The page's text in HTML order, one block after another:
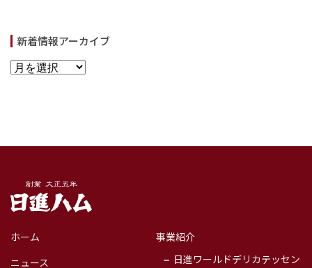
新着情報アーカイブ
式会社＜日進ハ
ム＞
ホーム
ニュース
事業紹介
日進ワールドデリカテッセン